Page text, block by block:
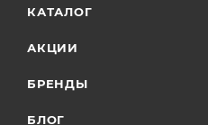
КАТАЛОГ
АКЦИИ
БРЕНДЫ
БЛОГ